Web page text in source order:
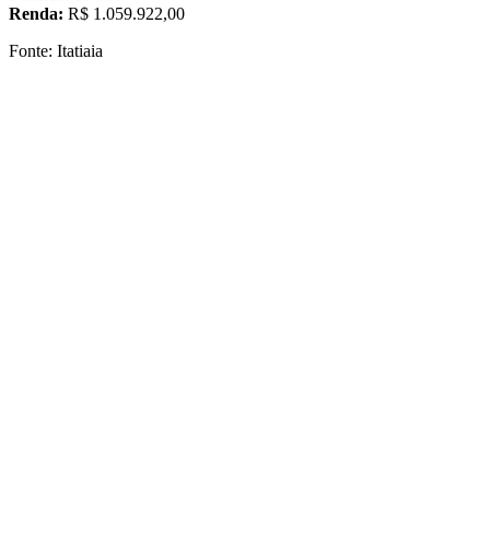
Renda: R$ 1.059.922,00
Fonte: Itatiaia